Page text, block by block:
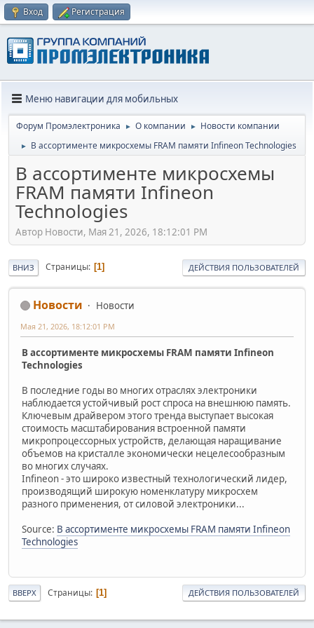
Вход Регистрация
Меню навигации для мобильных
Форум Промэлектроника ► О компании ► Новости компании
► В ассортименте микросхемы FRAM памяти Infineon Technologies
В ассортименте микросхемы
FRAM памяти Infineon
Technologies
Автор Новости, Мая 21, 2026, 18:12:01 PM
ВНИЗ Страницы 1 ДЕЙСТВИЯ ПОЛЬЗОВАТЕЛЕЙ
Новости Новости
Мая 21, 2026, 18:12:01 PM
В ассортименте микросхемы FRAM памяти Infineon
Technologies
В последние годы во многих отраслях электроники
наблюдается устойчивый рост спроса на внешнюю память.
Ключевым драйвером этого тренда выступает высокая
стоимость масштабирования встроенной памяти
микропроцессорных устройств, делающая наращивание
объемов на кристалле экономически нецелесообразным
во многих случаях.
Infineon - это широко известный технологический лидер,
производящий широкую номенклатуру микросхем
разного применения, от силовой электроники...
Source: В ассортименте микросхемы FRAM памяти Infineon
Technologies
ВВЕРХ Страницы 1 ДЕЙСТВИЯ ПОЛЬЗОВАТЕЛЕЙ